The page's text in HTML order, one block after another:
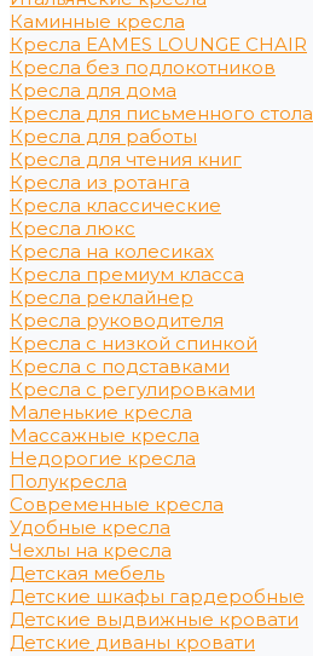
Каминные кресла
Кресла EAMES LOUNGE CHAIR
Кресла без подлокотников
Кресла для дома
Кресла для письменного стола
Кресла для работы
Кресла для чтения книг
Кресла из ротанга
Кресла классические
Кресла люкс
Кресла на колесиках
Кресла премиум класса
Кресла реклайнер
Кресла руководителя
Кресла с низкой спинкой
Кресла с подставками
Кресла с регулировками
Маленькие кресла
Массажные кресла
Недорогие кресла
Полукресла
Современные кресла
Удобные кресла
Чехлы на кресла
Детская мебель
Детские шкафы гардеробные
Детские выдвижные кровати
Детские диваны кровати